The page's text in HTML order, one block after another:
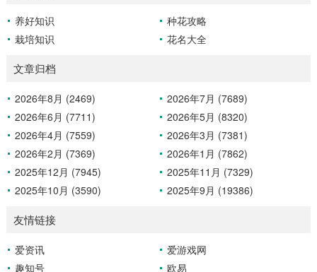
养好知识
种花攻略
栽培知识
花名大全
文章归档
2026年8月 (2469)
2026年7月 (7689)
2026年6月 (7711)
2026年5月 (8320)
2026年4月 (7559)
2026年3月 (7381)
2026年2月 (7369)
2026年1月 (7862)
2025年12月 (7945)
2025年11月 (7329)
2025年10月 (3590)
2025年9月 (19386)
友情链接
爱资讯
爱游戏网
趣知号
欧易